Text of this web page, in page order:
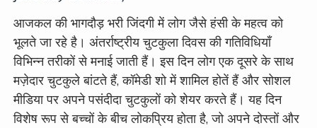
आजकल की भागदौड़ भरी जिंदगी में लोग जैसे हंसी के महत्व को
भूलते जा रहे है। अंतर्राष्ट्रीय चुटकुला दिवस की गतिविधियाँ
विभिन्न तरीकों से मनाई जाती हैं। इस दिन लोग एक दूसरे के साथ
मज़ेदार चुटकुले बांटते हैं, कॉमेडी शो में शामिल होतें हैं और सोशल
मीडिया पर अपने पसंदीदा चुटकुलों कोशेयर करते हैं। यह दिन
विशेष रूप से बच्चों के बीच लोकप्रिय होता है, जो अपने दोस्तों और